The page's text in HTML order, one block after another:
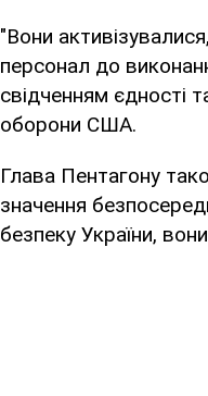
"Вони
персонал до
свідченням єдності
оборони США.
Глава Пентагону
значення
безпеку України,